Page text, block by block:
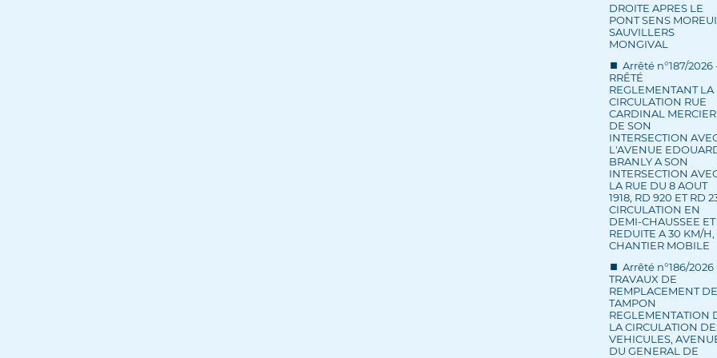
DROITE APRES LE
PONT SENS
SAUVILLERS
MONGIVAL
Arrêté n°187/2026
RRÊTÉ
REGLEMENTANT LA
CIRCULATION RUE
CARDINAL MERCIER
DE SON
INTERSECTION
L'AVENUE
BRANLY A SON
INTERSECTION
LA RUE DU 8 AOUT
1918, RD 920 ET RD
CIRCULATION EN
DEMI-CHAUSSEE ET
REDUITE A 30 KM/H,
CHANTIER MOBILE
Arrêté n°186/2026
TRAVAUX DE
REMPLACEMENT DE
TAMPON
REGLEMENTATION
LA CIRCULATION
VEHICULES,
DU GENERAL DE